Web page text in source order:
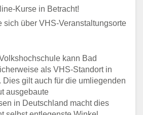
Kurse in Betracht!
sich über VHS-Veranstaltungsorte
kann Bad
als VHS-Standort in
Dies gilt auch für die umliegenden
ausgebaute
in Deutschland macht dies